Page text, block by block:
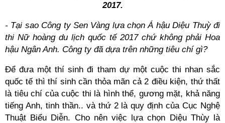
2017.
- Tại sao Công ty Sen Vàng lựa chọn Á hậu Diệu Thuỳ đi
thi Nữ hoàng du lịch quốc tế 2017 chứ không phải Hoa
hậu Ngân Anh. Công ty đã dựa trên những tiêu chí gì?
Để đưa một thí sinh đi tham dự một cuộc thi nhan sắc
quốc tế thì thí sinh cần thỏa mãn cả 2 điều kiện, thứ thất
là tiêu chí của cuộc thi là hình thể, gương mặt, khả năng
tiếng Anh, tinh thần.. và thứ 2 là quy định của Cục Nghệ
Thuật Biểu Diễn. Cho nên việc lựa chọn Diệu Thùy là